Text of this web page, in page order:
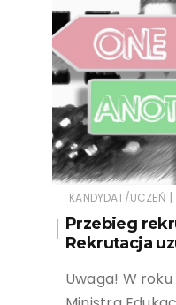
KANDYDAT/UCZEŃ |
Przebieg
Rekrutacja
Uwaga! W